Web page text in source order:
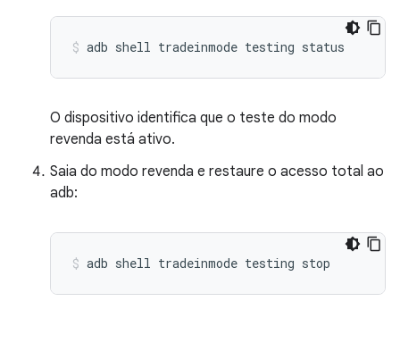
adb shell tradeinmode testing status
O dispositivo identifica que o teste do modo
revenda está ativo.
Saia do modo revenda e restaure o acesso total ao
adb:
adb shell tradeinmode testing stop